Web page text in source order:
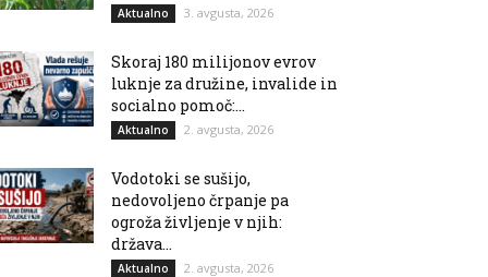
Aktualno 3. avgusta, 2026
Skoraj 180 milijonov evrov
luknje za družine, invalide in
socialno pomoč:...
Aktualno 2. avgusta, 2026
Vodotoki se sušijo,
nedovoljeno črpanje pa
ogroža življenje v njih:
država...
Aktualno 2. avgusta, 2026